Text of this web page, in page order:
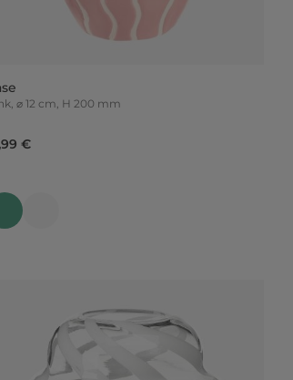
⌀ 12 cm, H 200 mm
€